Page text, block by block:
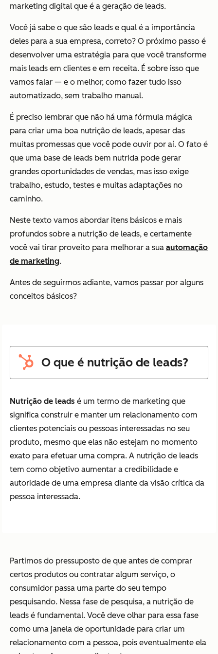
marketing digital que é a geração de leads.
Você já sabe o que são leads e qual é a importância
deles para a sua empresa, correto? O próximo passo é
desenvolver uma estratégia para que você transforme
mais leads em clientes e em receita. É sobre isso que
vamos falar — e o melhor, como fazer tudo isso
automatizado, sem trabalho manual.
É preciso lembrar que não há uma fórmula mágica
para criar uma boa nutrição de leads, apesar das
muitas promessas que você pode ouvir por aí. O fato é
que uma base de leads bem nutrida pode gerar
grandes oportunidades de vendas, mas isso exige
trabalho, estudo, testes e muitas adaptações no
caminho.
Neste texto vamos abordar itens básicos e mais
profundos sobre a nutrição de leads, e certamente
você vai tirar proveito para melhorar a sua automação
de marketing.
Antes de seguirmos adiante, vamos passar por alguns
conceitos básicos?
O que é nutrição de leads?
Nutrição de leads é um termo de marketing que
significa construir e manter um relacionamento com
clientes potenciais ou pessoas interessadas no seu
produto, mesmo que elas não estejam no momento
exato para efetuar uma compra. A nutrição de leads
tem como objetivo aumentar a credibilidade e
autoridade de uma empresa diante da visão crítica da
pessoa interessada.
Partimos do pressuposto de que antes de comprar
certos produtos ou contratar algum serviço, o
consumidor passa uma parte do seu tempo
pesquisando. Nessa fase de pesquisa, a nutrição de
leads é fundamental. Você deve olhar para essa fase
como uma janela de oportunidade para criar um
relacionamento com a pessoa, pois eventualmente ela